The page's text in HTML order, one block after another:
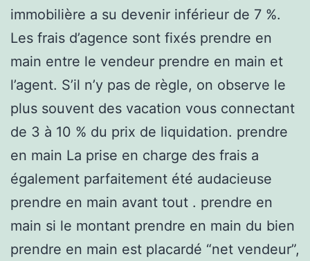
immobilière a su devenir inférieur de 7 %.
Les frais d’agence sont fixés prendre en
main entre le vendeur prendre en main et
l’agent. S’il n’y pas de règle, on observe le
plus souvent des vacation vous connectant
de 3 à 10 % du prix de liquidation. prendre
en main La prise en charge des frais a
également parfaitement été audacieuse
prendre en main avant tout . prendre en
main si le montant prendre en main du bien
prendre en main est placardé “net vendeur”,